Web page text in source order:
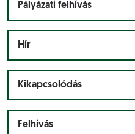
Pályázati felhívás
Hír
Kikapcsolódás
Felhívás